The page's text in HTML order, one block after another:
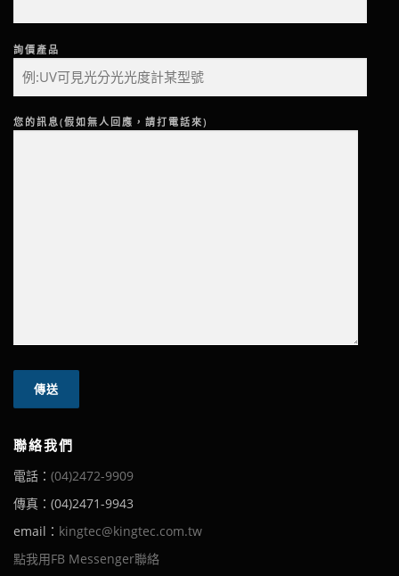
詢價產品
您的訊息(假如無人回應，請打電話來)
聯絡我們
電話： (04)2472-9909
傳真：(04)2471-9943
email： kingtec@kingtec.com.tw
點我用FB Messenger聯絡